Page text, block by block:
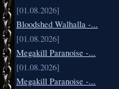
[01.08.2026]
Bloodshed Walhalla -...
[01.08.2026]
Megakill Paranoise -...
[01.08.2026]
Megakill Paranoise -...